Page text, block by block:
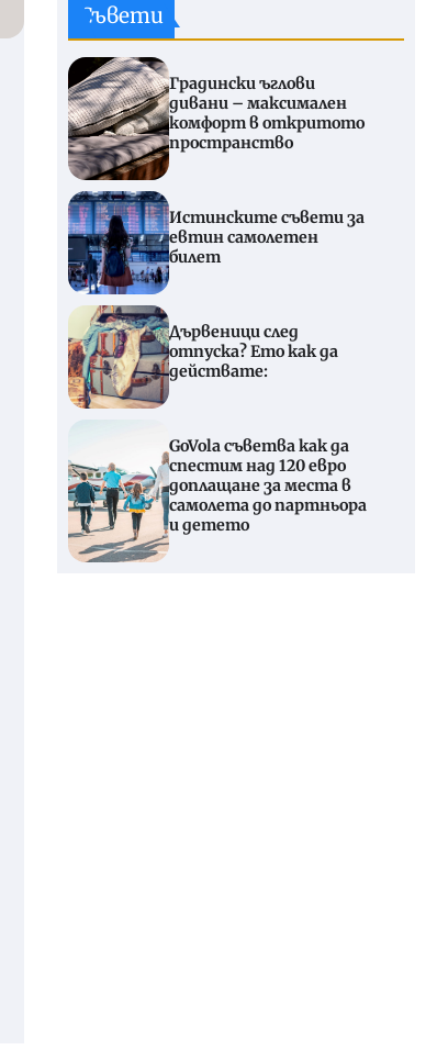
Съвети
Градински ъглови
дивани – максимален
комфорт в откритото
пространство
Истинските съвети за
евтин самолетен
билет
Дървеници след
отпуска? Ето как да
действате:
GoVola съветва как да
спестим над 120 евро
доплащане за места в
самолета до партньора
и детето